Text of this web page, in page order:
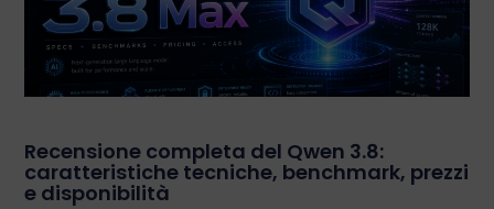
Recensione completa del Qwen 3.8:
caratteristiche tecniche, benchmark, prezzi
e disponibilità